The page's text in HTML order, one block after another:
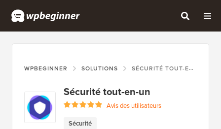
WPBEGINNER SOLUTIONS SÉCURITÉ TOUT-EN-UN
Sécurité tout-en-un
Avis des utilisateurs
Sécurité